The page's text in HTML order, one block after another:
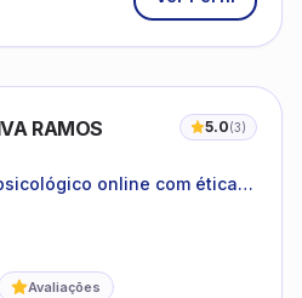
RAMOS 5.0(3)
online com ética,
Avaliações